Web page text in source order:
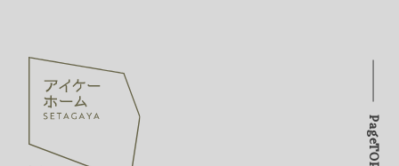
PageTOP